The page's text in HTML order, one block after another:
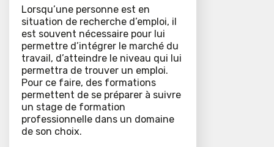
Lorsqu’une personne est en
situation de recherche d’emploi, il
est souvent nécessaire pour lui
permettre d’intégrer le marché du
travail, d’atteindre le niveau qui lui
permettra de trouver un emploi.
Pour ce faire, des formations
permettent de se préparer à suivre
un stage de formation
professionnelle dans un domaine
de son choix.